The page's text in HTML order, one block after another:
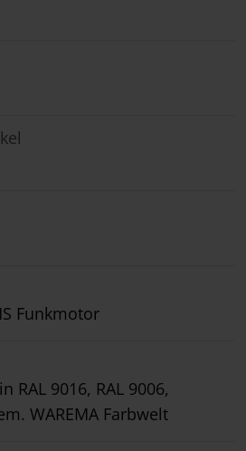
Funkmotor
RAL 9016, RAL 9006,
WAREMA Farbwelt